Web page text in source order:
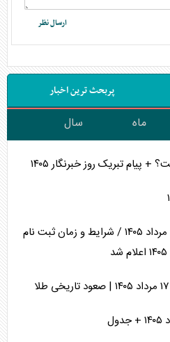
پربحث ترین اخبار
ماه سال
جدیدترین پیش فروش سایپا مرداد ۱۴۰۵ / شرایط و زمان ثبت نام